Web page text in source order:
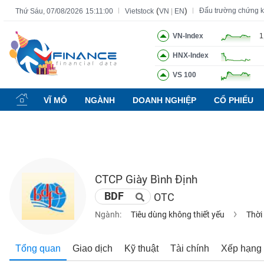
Thứ Sáu, 07/08/2026 15:11:01 Vietstock (VN EN) Đấu trường chứng
VN-Index
HNX-Index
VS 100
VĨ MÔ NGÀNH DOANH NGHIỆP CỔ PHIẾU
CTCP Giày Bình Định
BDF OTC
Ngành: Tiêu dùng không thiết yếu
Tổng quan Giao dịch Kỹ thuật Tài chính Xếp hạng
Tất cả Tính năng Ngành Mã chứng khoán Lãnh đạo
Tính
năng
(-)
CHỨNG
KHOÁN
NGHIỆP